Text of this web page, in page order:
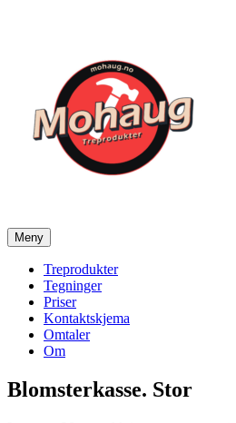
Mohaug Treprodukter
Salg av tegninger og treprodukter
Meny
Treprodukter
Tegninger
Priser
Kontaktskjema
Omtaler
Om
Blomsterkasse. Stor